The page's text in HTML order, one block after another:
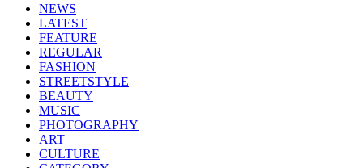
NEWS
LATEST
FEATURE
REGULAR
FASHION
STREETSTYLE
BEAUTY
MUSIC
PHOTOGRAPHY
ART
CULTURE